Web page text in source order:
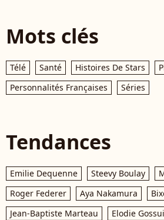
Mots clés
Télé Santé Histoires De Stars
Personnalités Françaises
Séries
Tendances
Emilie Dequenne Steevy Boulay
Roger Federer
Aya Nakamura
Jean-Baptiste Marteau
Elodie